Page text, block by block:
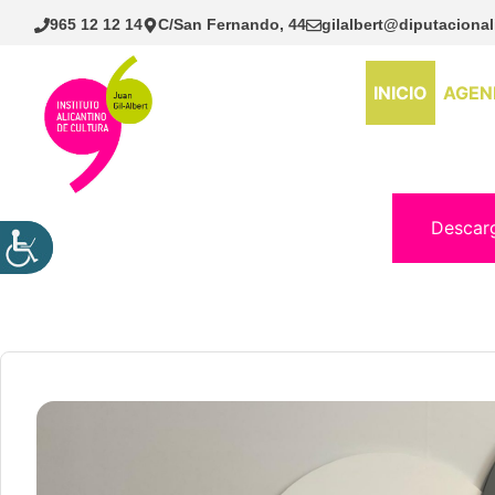
Saltar
965 12 12 14 C/San Fernando, 44
INICIO